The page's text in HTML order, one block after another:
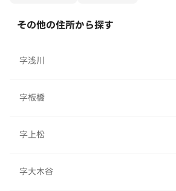
その他の住所から探す
字浅川
字板橋
字上松
字大木谷